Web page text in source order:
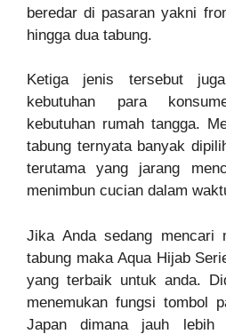
beredar di pasaran yakni
hingga dua tabung.
Ketiga jenis tersebut
kebutuhan para
kebutuhan rumah tangga.
tabung ternyata banyak
terutama yang jarang
menimbun cucian dalam
Jika Anda sedang mencari
tabung maka Aqua Hijab
yang terbaik untuk anda.
menemukan fungsi tombol
Japan dimana jauh lebih